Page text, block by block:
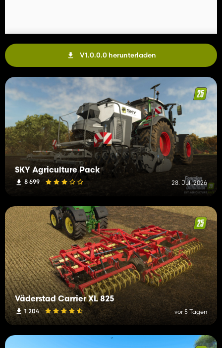
V1.0.0.0 herunterladen
SKY Agriculture Pack
8 699 28. Juli 2026
Väderstad Carrier XL 825
1 204 vor 5 Tagen